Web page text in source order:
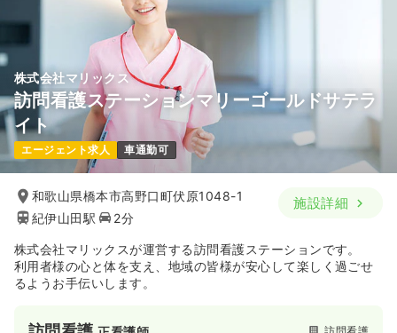
株式会社マリックス
訪問看護ステーションマリーゴールドサテラ
イト
エージェント求人 車通勤可
和歌山県橋本市高野口町伏原1048-1
紀伊山田駅
2分
施設詳細
株式会社マリックスが運営する訪問看護ステーションです。
利用者様の心と体を支え、地域の皆様が安心して楽しく過ごせ
るようお手伝いします。